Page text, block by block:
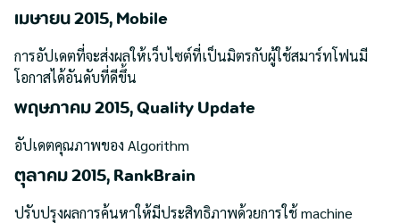
เมษายน 2015, Mobile
การอัปเดตที่จะส่งผลให้เว็บไซต์ที่เป็นมิตรกับผู้ใช้สมาร์ทโฟนมี
โอกาสได้อันดับที่ดีขึ้น
พฤษภาคม 2015, Quality Update
อัปเดตคุณภาพของ Algorithm
ตุลาคม 2015, RankBrain
ปรับปรุงผลการค้นหาให้มีประสิทธิภาพด้วยการใช้ machine